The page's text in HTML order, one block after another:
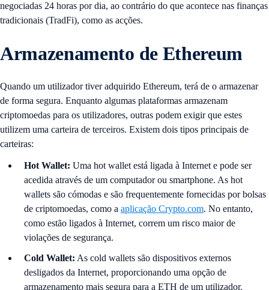
negociadas 24 horas por dia, ao contrário do que acontece nas finanças
tradicionais (TradFi), como as acções.
Armazenamento de Ethereum
Quando um utilizador tiver adquirido Ethereum, terá de o armazenar
de forma segura. Enquanto algumas plataformas armazenam
criptomoedas para os utilizadores, outras podem exigir que estes
utilizem uma carteira de terceiros. Existem dois tipos principais de
carteiras:
Hot Wallet: Uma hot wallet está ligada à Internet e pode ser
acedida através de um computador ou smartphone. As hot
wallets são cómodas e são frequentemente fornecidas por bolsas
de criptomoedas, como a aplicação Crypto.com. No entanto,
como estão ligados à Internet, correm um risco maior de
violações de segurança.
Cold Wallet: As cold wallets são dispositivos externos
desligados da Internet, proporcionando uma opção de
armazenamento mais segura para a ETH de um utilizador.